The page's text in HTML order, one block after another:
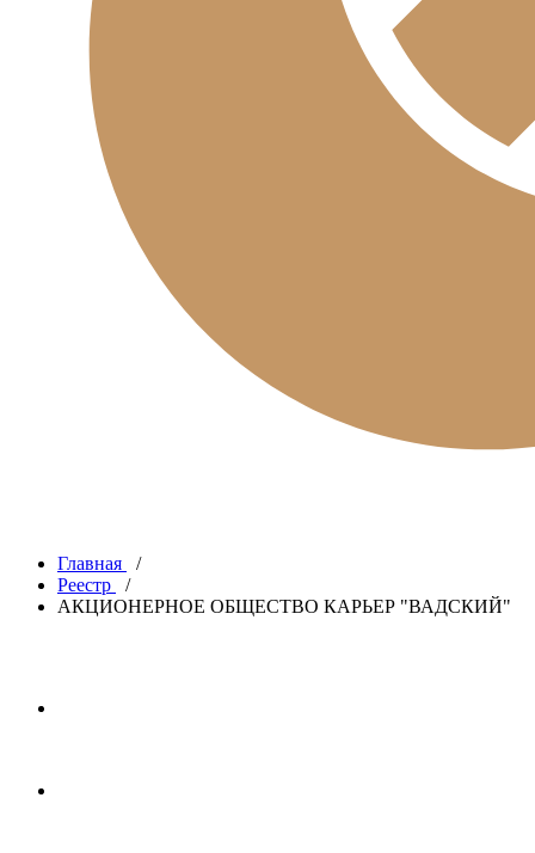
Главная
/
Реестр
/
АКЦИОНЕРНОЕ ОБЩЕСТВО КАРЬЕР "ВАДСКИЙ"